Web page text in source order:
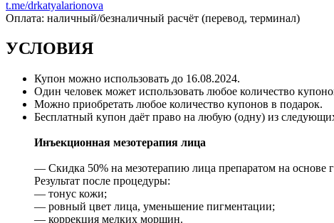
t.me/drkatyalarionova
Оплата: наличный/безналичный расчёт (перевод, терминал)
УСЛОВИЯ
Купон можно использовать до 16.08.2024.
Один человек может использовать любое количество
Можно приобретать любое количество купонов в подарок.
Бесплатный купон даёт право на любую (одну) из
Инъекционная мезотерапия лица
— Скидка 50% на мезотерапию лица препаратом на
Результат после процедуры:
— тонус кожи;
— ровный цвет лица, уменьшение пигментации;
— коррекция мелких морщин.